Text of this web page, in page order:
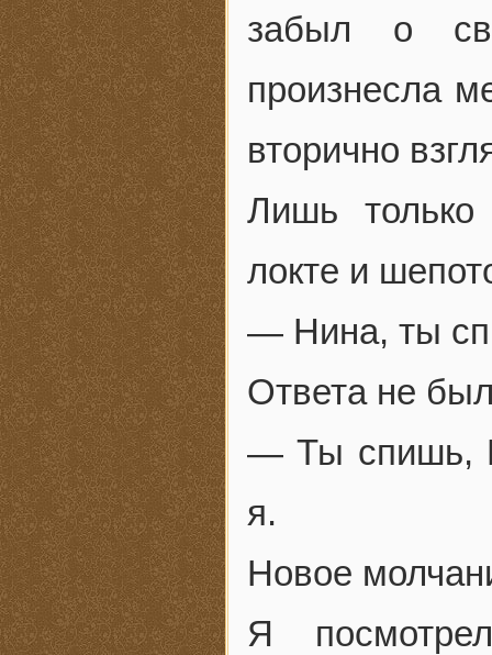
забыл о
произнесла
вторично
Лишь
локте и
— Нина, ты
Ответа не
— Ты спишь,
я.
Новое
Я